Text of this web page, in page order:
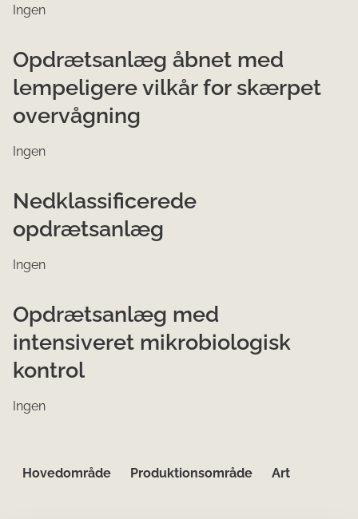
Ingen
Opdrætsanlæg åbnet med
lempeligere vilkår for skærpet
overvågning
Ingen
Nedklassificerede
opdrætsanlæg
Ingen
Opdrætsanlæg med
intensiveret mikrobiologisk
kontrol
Ingen
Hovedområde Produktionsområde Art